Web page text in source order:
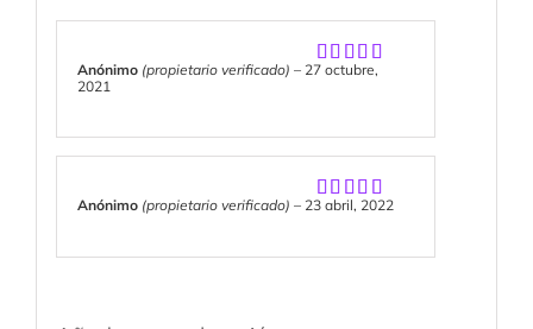
Valorado
Anónimo (propietario verificado) – 27 octubre,
2021
Valorado
Anónimo (propietario verificado) – 23 abril, 2022